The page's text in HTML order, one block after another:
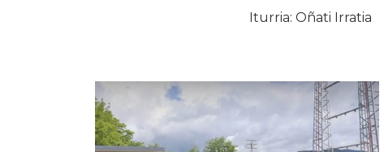
Iturria: Oñati Irratia